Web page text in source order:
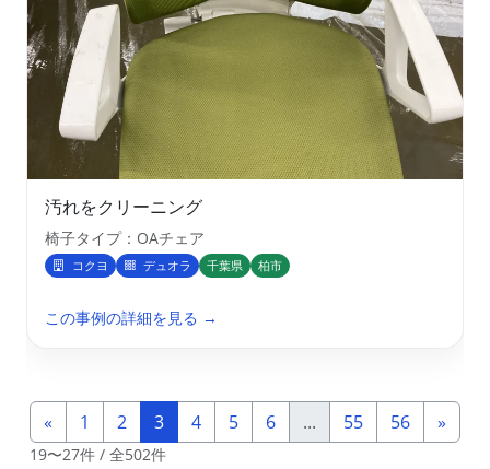
汚れをクリーニング
椅子タイプ：OAチェア
コクヨ デュオラ 千葉県 柏市
この事例の詳細を見る →
« 1 2 3 4 5 6 ... 55 56 »
19〜27件 / 全502件